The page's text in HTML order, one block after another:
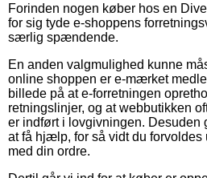
Forinden nogen køber hos en
for sig tyde e-shoppens
særlig spændende.
En anden valgmulighed kunne
online shoppen er e-mærket
billede på at e-forretningen
retningslinjer, og at webbutikken
er indført i lovgivningen. Desuden
at få hjælp, for så vidt du forvoldes
med din ordre.